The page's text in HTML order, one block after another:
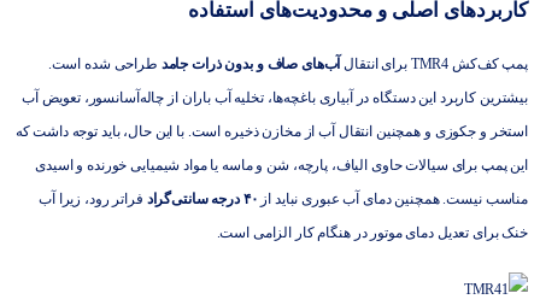
کاربردهای اصلی و محدودیت‌های استفاده
پمپ کف‌کش TMR4 برای انتقال آب‌های صاف و بدون ذرات جامد طراحی شده است.
بیشترین کاربرد این دستگاه در آبیاری باغچه‌ها، تخلیه آب باران از چاله‌آسانسور، تعویض آب
استخر و جکوزی و همچنین انتقال آب از مخازن ذخیره است. با این حال، باید توجه داشت که
این پمپ برای سیالات حاوی الیاف، پارچه، شن و ماسه یا مواد شیمیایی خورنده و اسیدی
مناسب نیست. همچنین دمای آب عبوری نباید از ۴۰ درجه سانتی‌گراد
فراتر رود، زیرا آب
خنک برای تعدیل دمای موتور در هنگام کار الزامی است.